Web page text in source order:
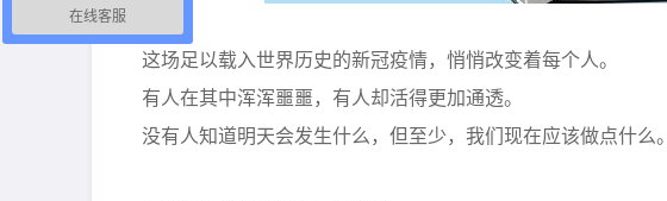
这场足以载入世界历史的新冠疫情，悄悄改变着每个人。
有人在其中浑浑噩噩，有人却活得更加通透。
没有人知道明天会发生什么，但至少，我们现在应该做点什么。
在线客服